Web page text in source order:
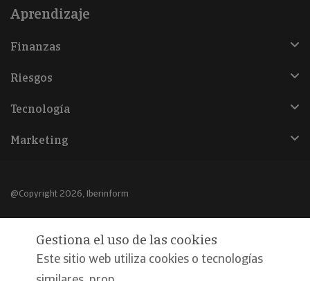
Aprendizaje
Finanzas
Riesgos
Tecnología
Marketing
@Copyright 2026, Iberinform
Declaración de privacidad
Gestiona el uso de las cookies
Este sitio web utiliza cookies o tecnologías